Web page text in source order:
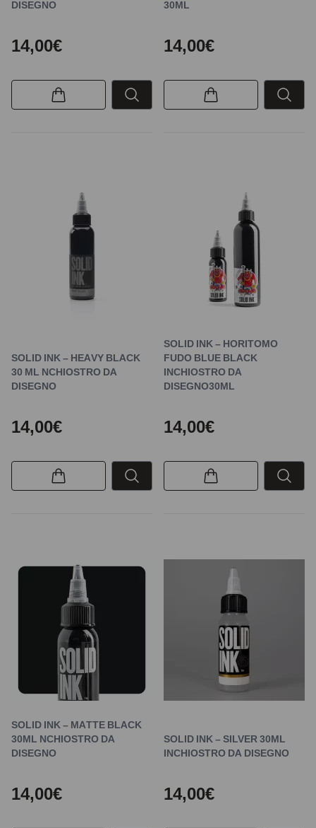
DISEGNO
14,00€
30ML
14,00€
SOLID INK – HEAVY BLACK
30 ML NCHIOSTRO DA
DISEGNO
14,00€
SOLID INK – HORITOMO
FUDO BLUE BLACK
INCHIOSTRO DA
DISEGNO30ML
14,00€
SOLID INK – MATTE BLACK
30ML NCHIOSTRO DA
DISEGNO
14,00€
SOLID INK – SILVER 30ML
INCHIOSTRO DA DISEGNO
14,00€